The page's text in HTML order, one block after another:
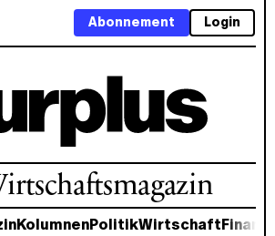
Login
Abonnement
KolumnenPolitikWirtschaft